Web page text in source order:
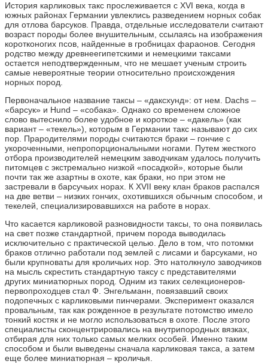
История карликовых такс прослеживается с XVI века, когда в
южных районах Германии увлеклись разведением норных собак
для отлова барсуков. Правда, отдельные исследователи считают
возраст породы более внушительным, ссылаясь на изображения
коротконогих псов, найденные в гробницах фараонов. Сегодня
родство между древнеегипетскими и немецкими таксами
остается неподтвержденным, что не мешает ученым строить
самые невероятные теории относительно происхождения
норных пород.
Первоначальное название таксы – «даксхунд»: от нем. Dachs –
«барсук» и Hund – «собака». Однако со временем сложное
слово вытеснило более удобное и короткое – «дакель» (как
вариант – «текель»), которым в Германии такс называют до сих
пор. Прародителями породы считаются браки – гончие с
укороченными, непропорциональными ногами. Путем жесткого
отбора производителей немецким заводчикам удалось получить
питомцев с экстремально низкой «посадкой», которые были
почти так же азартны в охоте, как браки, но при этом не
застревали в барсучьих норах. К XVII веку клан браков распался
на две ветви – низких гончих, охотившихся обычным способом, и
текелей, специализировавшихся на работе в норах.
Что касается карликовой разновидности таксы, то она появилась
на свет позже стандартной, причем порода выводилась
исключительно с практической целью. Дело в том, что потомки
браков отлично работали под землей с лисами и барсуками, но
были крупноваты для кроличьих нор. Это натолкнуло заводчиков
на мысль скрестить стандартную таксу с представителями
других миниатюрных пород. Одним из таких селекционеров-
первопроходцев стал Ф. Энгельманн, повязавший своих
подопечных с карликовыми пинчерами. Эксперимент оказался
провальным, так как рожденное в результате потомство имело
тонкий костяк и не могло использоваться в охоте. После этого
специалисты сконцентрировались на внутрипородных вязках,
отбирая для них только самых мелких особей. Именно таким
способом и были выведены сначала карликовая такса, а затем
еще более миниатюрная – кроличья.